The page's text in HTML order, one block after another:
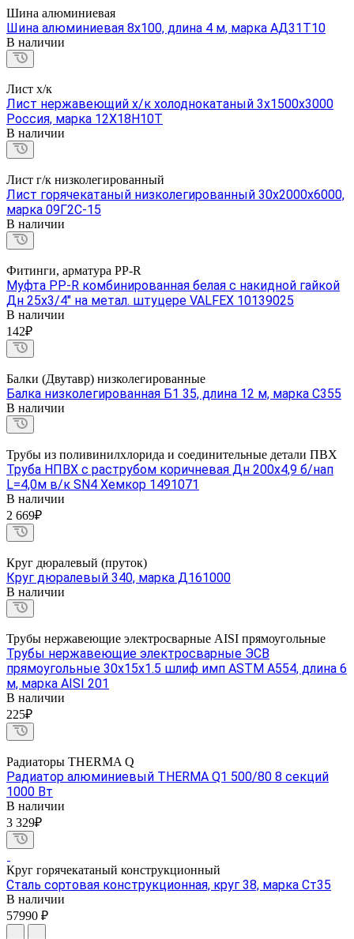
Шина алюминиевая
Шина алюминиевая 8х100, длина 4 м, марка АД31Т10
В наличии
Лист х/к
Лист нержавеющий х/к холоднокатаный 3х1500х3000
Россия, марка 12Х18Н10Т
В наличии
Лист г/к низколегированный
Лист горячекатаный низколегированный 30х2000х6000,
марка 09Г2С-15
В наличии
Фитинги, арматура PP-R
Муфта PP-R комбинированная белая с накидной гайкой
Дн 25х3/4" на метал. штуцере VALFEX 10139025
В наличии
142₽
Балки (Двутавр) низколегированные
Балка низколегированная Б1 35, длина 12 м, марка С355
В наличии
Трубы из поливинилхлорида и соединительные детали ПВХ
Труба НПВХ с раструбом коричневая Дн 200х4,9 б/нап
L=4,0м в/к SN4 Хемкор 1491071
В наличии
2 669₽
Круг дюралевый (пруток)
Круг дюралевый 340, марка Д161000
В наличии
Трубы нержавеющие электросварные AISI прямоугольные
Трубы нержавеющие электросварные ЭСВ
прямоугольные 30х15х1.5 шлиф имп ASTM A554, длина 6
м, марка AISI 201
В наличии
225₽
Радиаторы THERMA Q
Радиатор алюминиевый THERMA Q1 500/80 8 секций
1000 Вт
В наличии
3 329₽
Круг горячекатаный конструкционный
Сталь сортовая конструкционная, круг 38, марка Ст35
В наличии
57990 ₽